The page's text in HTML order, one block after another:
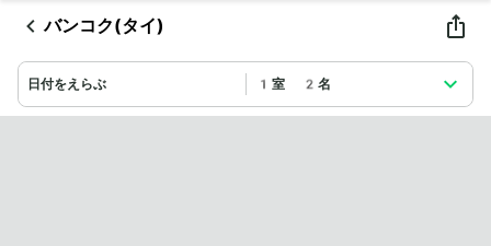
バンコク(タイ)
日付をえらぶ 1室 2名